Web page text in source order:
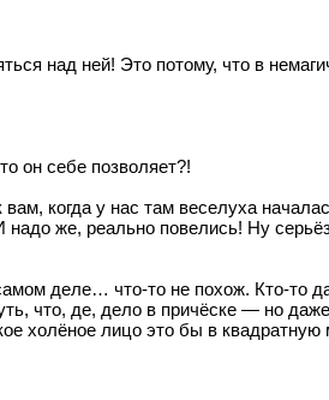
над ней! Это потому, что в
он себе позволяет?!
когда у нас там веселуха
же, реально повелись! Ну
деле… что-то не похож. Кто-то
что, де, дело в причёске — но
холёное лицо это бы в квадратную